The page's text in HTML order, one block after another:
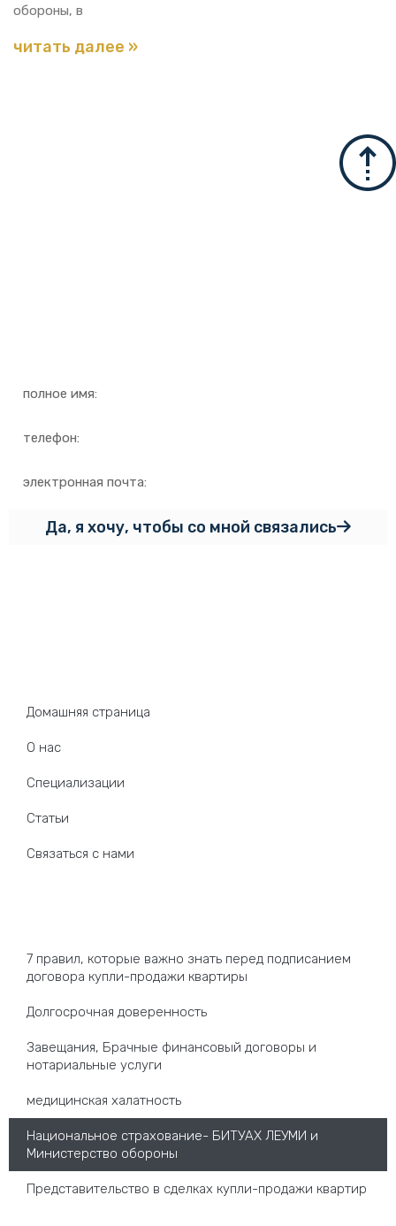
обороны, в
читать далее »
Да, я хочу, чтобы со мной связались
Домашняя страница
О нас
Специализации
Статьи
Связаться с нами
7 правил, которые важно знать перед подписанием
договора купли-продажи квартиры
Долгосрочная доверенность
Завещания, Брачные финансовый договоры и
нотариальные услуги
медицинская халатность
Национальное страхование- БИТУАХ ЛЕУМИ и
Министерство обороны
Представительство в сделках купли-продажи квартир